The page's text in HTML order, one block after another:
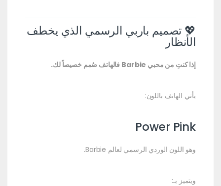
💖 تصميم باربي الرسمي الذي يخطف
الأنظار
إذا كنتِ من محبي Barbie فالهاتف صُمم خصيصاً لك.
يأتي الهاتف باللون:
Power Pink
وهو اللون الوردي الرسمي لعالم Barbie.
ويتميز بـ: